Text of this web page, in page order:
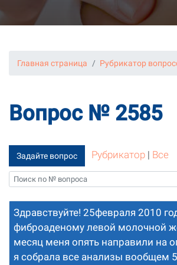
Главная страница Рубрикатор
Вопрос № 2585
Задайте вопрос Рубрикатор| Все
Здравствуйте! 25февраля 2010
фиброаденому левой молочной
месяц меня опять направили на
я собрала все анализы вообщем